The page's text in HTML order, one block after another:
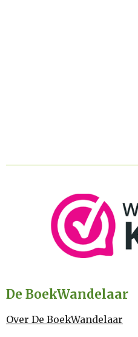
De BoekWandelaar
Over De BoekWandelaar